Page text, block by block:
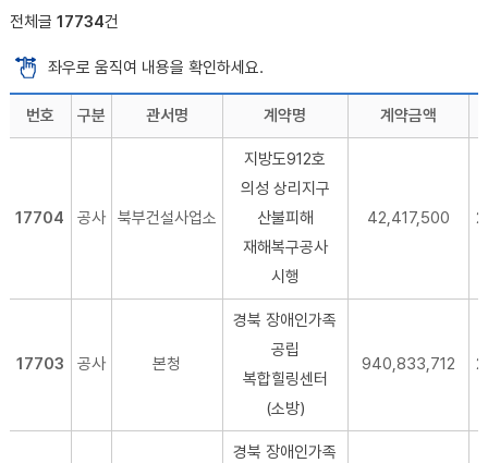
전체글 17734건
좌우로 움직여 내용을 확인하세요.
번호 구분 관서명 계약명 계약금액
17704 공사 북부건설사업소
지방도912호
의성 상리지구
산불피해
재해복구공사
시행
42,417,500
17703 공사 본청
경북 장애인가족
공립
복합힐링센터
(소방)
940,833,712
경북 장애인가족